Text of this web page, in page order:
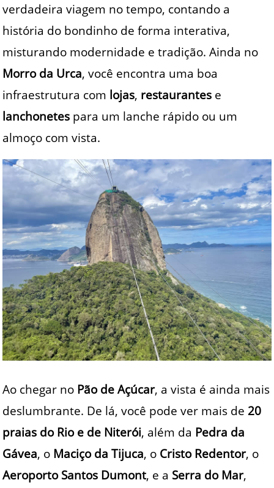
verdadeira viagem no tempo, contando a
história do bondinho de forma interativa,
misturando modernidade e tradição. Ainda no
Morro da Urca, você encontra uma boa
infraestrutura com lojas, restaurantes e
lanchonetes para um lanche rápido ou um
almoço com vista.
Ao chegar no Pão de Açúcar, a vista é ainda mais
deslumbrante. De lá, você pode ver mais de 20
praias do Rio e de Niterói, além da Pedra da
Gávea, o Maciço da Tijuca, o Cristo Redentor, o
Aeroporto Santos Dumont, e a Serra do Mar,